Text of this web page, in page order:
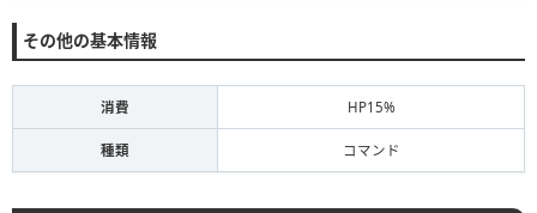
その他の基本情報
消費 HP15%
種類 コマンド